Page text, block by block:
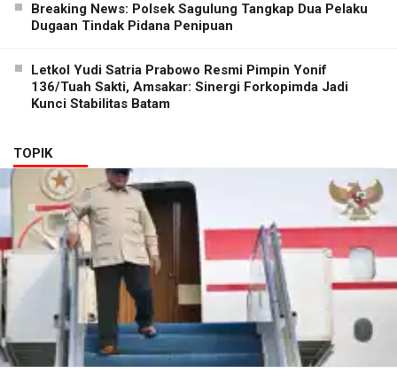
Breaking News: Polsek Sagulung Tangkap Dua Pelaku
Dugaan Tindak Pidana Penipuan
Letkol Yudi Satria Prabowo Resmi Pimpin Yonif
136/Tuah Sakti, Amsakar: Sinergi Forkopimda Jadi
Kunci Stabilitas Batam
TOPIK